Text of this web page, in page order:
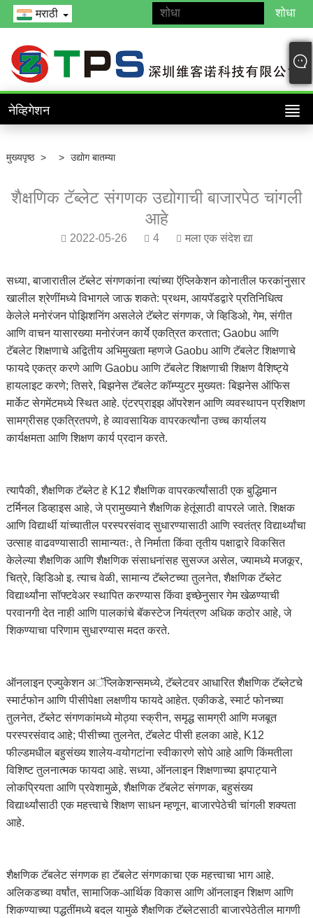
मराठी
नेव्हिगेशन
मुख्यपृष्ठ > > उद्योग बातम्या
शैक्षणिक टॅब्लेट संगणक उद्योगाची बाजारपेठ चांगली
आहे
2022-05-26 4 मला एक संदेश द्या
सध्या, बाजारातील टॅब्लेट संगणकांना त्यांच्या ऍप्लिकेशन कोनातील फरकांनुसार
खालील श्रेणींमध्ये विभागले जाऊ शकते: प्रथम, आयपॅडद्वारे प्रतिनिधित्व
केलेले मनोरंजन पोझिशनिंग असलेले टॅब्लेट संगणक, जे व्हिडिओ, गेम, संगीत
आणि वाचन यासारख्या मनोरंजन कार्ये एकत्रित करतात; Gaobu आणि
टॅबलेट शिक्षणाचे अद्वितीय अभिमुखता म्हणजे Gaobu आणि टॅबलेट शिक्षणाचे
फायदे एकत्र करणे आणि Gaobu आणि टॅबलेट शिक्षणाची शिक्षण वैशिष्ट्ये
हायलाइट करणे; तिसरे, बिझनेस टॅबलेट कॉम्प्युटर मुख्यतः बिझनेस ऑफिस
मार्केट सेगमेंटमध्ये स्थित आहे. एंटरप्राइझ ऑपरेशन आणि व्यवस्थापन प्रशिक्षण
सामग्रीसह एकत्रितपणे, हे व्यावसायिक वापरकर्त्यांना उच्च कार्यालय
कार्यक्षमता आणि शिक्षण कार्य प्रदान करते.
त्यापैकी, शैक्षणिक टॅब्लेट हे K12 शैक्षणिक वापरकर्त्यांसाठी एक बुद्धिमान
टर्मिनल डिव्हाइस आहे, जे प्रामुख्याने शैक्षणिक हेतूंसाठी वापरले जाते. शिक्षक
आणि विद्यार्थी यांच्यातील परस्परसंवाद सुधारण्यासाठी आणि स्वतंत्र विद्यार्थ्यांचा
उत्साह वाढवण्यासाठी सामान्यतः, ते निर्माता किंवा तृतीय पक्षाद्वारे विकसित
केलेल्या शैक्षणिक आणि शैक्षणिक संसाधनांसह सुसज्ज असेल, ज्यामध्ये मजकूर,
चित्रे, व्हिडिओ इ. त्याच वेळी, सामान्य टॅब्लेटच्या तुलनेत, शैक्षणिक टॅब्लेट
विद्यार्थ्यांना सॉफ्टवेअर स्थापित करण्यास किंवा इच्छेनुसार गेम खेळण्याची
परवानगी देत ​​​​नाही आणि पालकांचे बॅकस्टेज नियंत्रण अधिक कठोर आहे, जे
शिकण्याचा परिणाम सुधारण्यास मदत करते.
ऑनलाइन एज्युकेशन अॅप्लिकेशन्समध्ये, टॅब्लेटवर आधारित शैक्षणिक टॅब्लेटचे
स्मार्टफोन आणि पीसीपेक्षा लक्षणीय फायदे आहेत. एकीकडे, स्मार्ट फोनच्या
तुलनेत, टॅब्लेट संगणकांमध्ये मोठ्या स्क्रीन, समृद्ध सामग्री आणि मजबूत
परस्परसंवाद आहे; पीसीच्या तुलनेत, टॅबलेट पीसी हलका आहे, K12
फील्डमधील बहुसंख्य शालेय-वयोगटांना स्वीकारणे सोपे आहे आणि किंमतीला
विशिष्ट तुलनात्मक फायदा आहे. सध्या, ऑनलाइन शिक्षणाच्या झपाट्याने
लोकप्रियता आणि प्रवेशामुळे, शैक्षणिक टॅबलेट संगणक, बहुसंख्य
विद्यार्थ्यांसाठी एक महत्त्वाचे शिक्षण साधन म्हणून, बाजारपेठेची चांगली शक्यता
आहे.
शैक्षणिक टॅबलेट संगणक हा टॅबलेट संगणकाचा एक महत्त्वाचा भाग आहे.
अलिकडच्या वर्षांत, सामाजिक-आर्थिक विकास आणि ऑनलाइन शिक्षण आणि
शिकण्याच्या पद्धतींमध्ये बदल यामुळे शैक्षणिक टॅब्लेटसाठी बाजारपेठेतील मागणी